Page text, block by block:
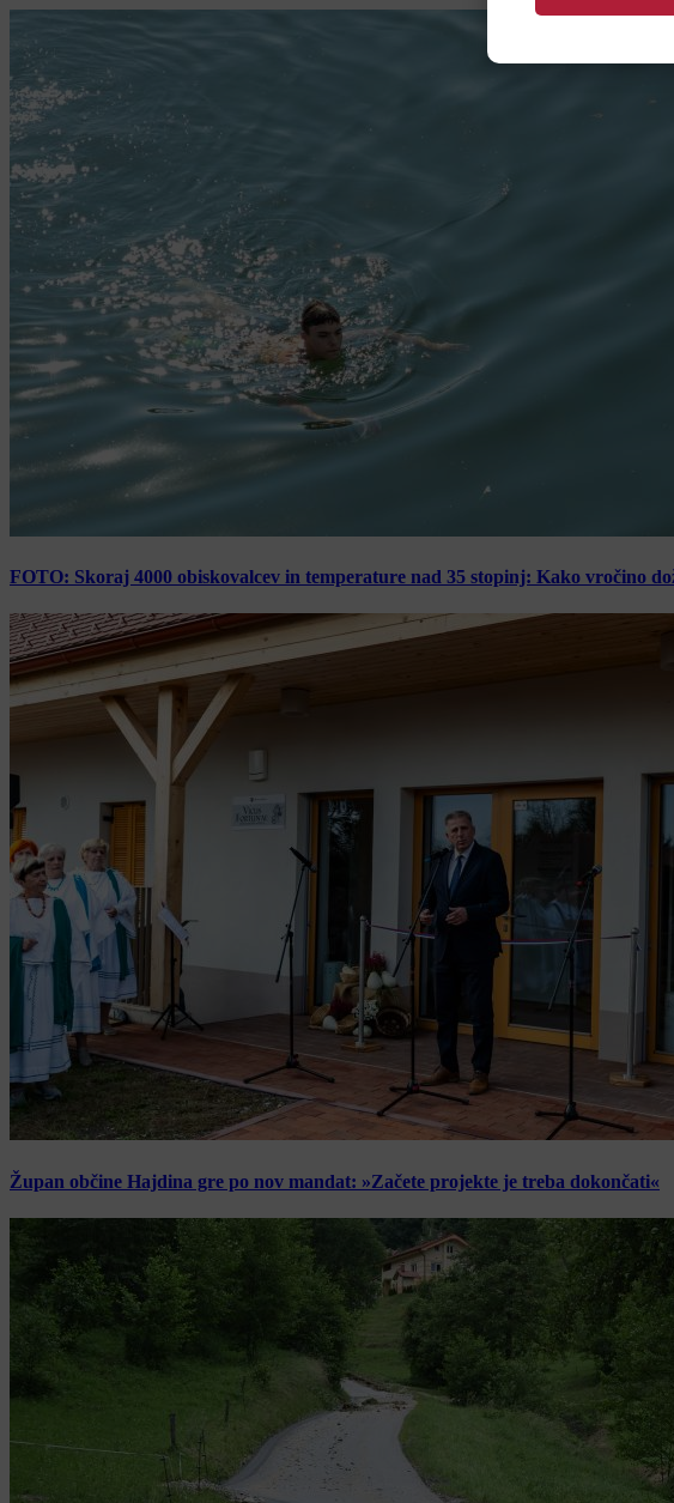
FOTO: Skoraj 4000 obiskovalcev in temperature nad 35 stopinj: Kako vročino
Župan občine Hajdina gre po nov mandat: »Začete projekte je treba dokončati«